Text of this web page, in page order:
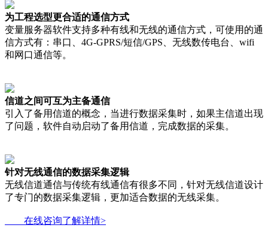
为工程选型更合适的通信方式
变量服务器软件支持多种有线和无线的通信方式，可使用的通
信方式有：串口、4G-GPRS/短信/GPS、无线数传电台、wifi
和网口通信等。
信道之间可互为主备通信
引入了备用信道的概念，当进行数据采集时，如果主信道出现
了问题，软件自动启动了备用信道，完成数据的采集。
针对无线通信的数据采集逻辑
无线信道通信与传统有线通信有很多不同，针对无线信道设计
了专门的数据采集逻辑，更加适合数据的无线采集。
在线咨询了解详情>